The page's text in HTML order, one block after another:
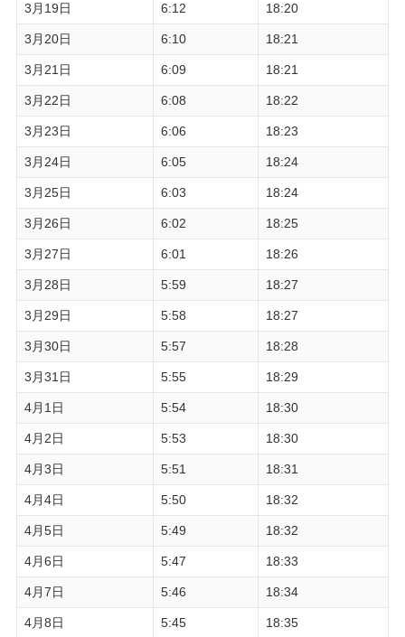
3月19日 6:12 18:20
3月20日 6:10 18:21
3月21日 6:09 18:21
3月22日 6:08 18:22
3月23日 6:06 18:23
3月24日 6:05 18:24
3月25日 6:03 18:24
3月26日 6:02 18:25
3月27日 6:01 18:26
3月28日 5:59 18:27
3月29日 5:58 18:27
3月30日 5:57 18:28
3月31日 5:55 18:29
4月1日 5:54 18:30
4月2日 5:53 18:30
4月3日 5:51 18:31
4月4日 5:50 18:32
4月5日 5:49 18:32
4月6日 5:47 18:33
4月7日 5:46 18:34
4月8日 5:45 18:35